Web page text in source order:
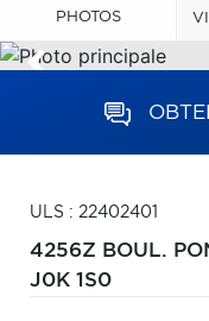
PHOTOS
ULS : 22402401
4256Z BOUL.
J0K 1S0